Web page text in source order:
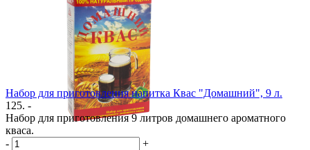
Набор для приготовления напитка Квас "Домашний", 9 л.
125. -
Набор для приготовления 9 литров домашнего ароматного
кваса.
-
+